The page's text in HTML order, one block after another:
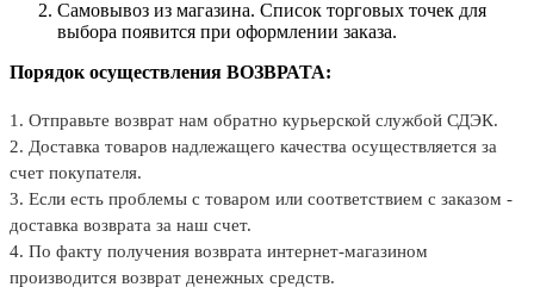
Самовывоз из магазина. Список торговых точек для
выбора появится при оформлении заказа.
Порядок осуществления ВОЗВРАТА:
1. Отправьте возврат нам обратно курьерской службой СДЭК.
2. Доставка товаров надлежащего качества осуществляется за
счет покупателя.
3. Если есть проблемы с товаром или соответствием с заказом -
доставка возврата за наш счет.
4. По факту получения возврата интернет-магазином
производится возврат денежных средств.